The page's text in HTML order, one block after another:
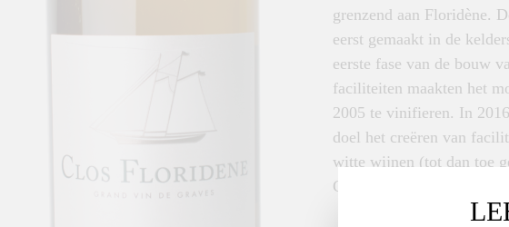
grenzend aan Floridène.
eerst gemaakt in de
eerste fase van de bouw
faciliteiten maakten het
2005 te vinifieren. In
doel het creëren van
witte wijnen (tot dan toe
Clos Floirdène een zeer